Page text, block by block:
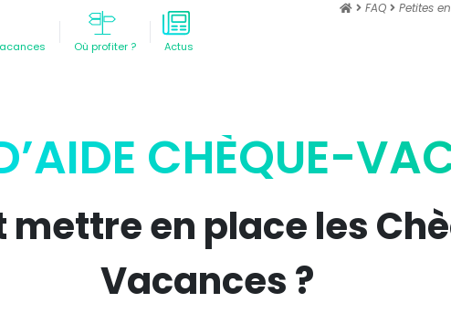
Où profiter ? Actus
FAQ Petites
CHÈQUE-
mettre en place les
Vacances ?